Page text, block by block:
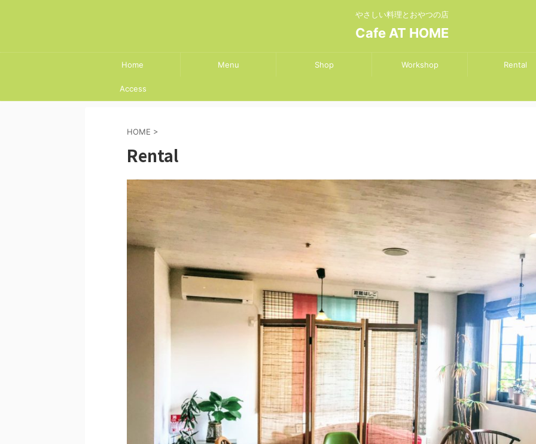
やさしい料理とおやつの店
Cafe AT HOME
Home Menu Shop Workshop Rental
Access
HOME >
Rental